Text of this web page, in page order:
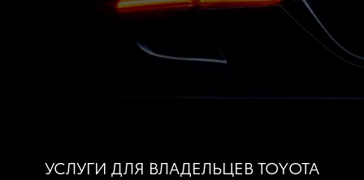
УСЛУГИ ДЛЯ ВЛАДЕЛЬЦЕВ TOYOTA